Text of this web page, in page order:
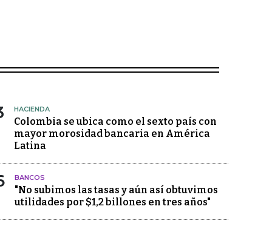
HACIENDA
Colombia se ubica como el sexto país con
mayor morosidad bancaria en América
Latina
BANCOS
"No subimos las tasas y aún así obtuvimos
utilidades por $1,2 billones en tres años"